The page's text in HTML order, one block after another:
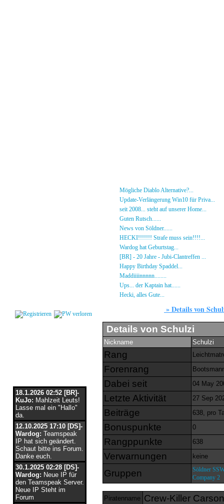
18.1.2026 02:52 [BR]-
KuJo: Mahlzeit Leuts!
Lasse mal ein "Hallo"
da.
12.10.2025 17:10 [DS]-
Wardog: Teamspeak
IP hat sich geändert.
Schaut bitte ins Forum.
Danke euch.
30.1.2025 02:28 [DS]-
Wardog: Neue IP für
den Teamspeak Server.
Neue IP Steht im
Forum
Mögliche Diablo Alternative?...
Update-Verlängerung Win10 für Priva...
seit 2008... steht auf unserer Home...
Guten Rutsch......
News von Söldner......
HECKI!!!!!!! Strafe muss sein!!!!...
Wardog hat Geburtstag...
[BR] - 20 Jahre - Jubi-Clantreffen ...
Happy Birthday Spaddel...
Maddiiiinnnnn........
Ups... der Kaptain hat......
Hecki, alles Gute...
»Details von
Details von Schulzi
Nickname Schulzi
Rang
Forenrang
Dabei seit 04 May
Letzte Aktivität 27 Sep
Beiträge 638, pro
Bonuspunkte 0
Rangppunkte 638
Verwarnungen keine
Gruppen
Söldner
Company 2
Piratenname Crew-Killer